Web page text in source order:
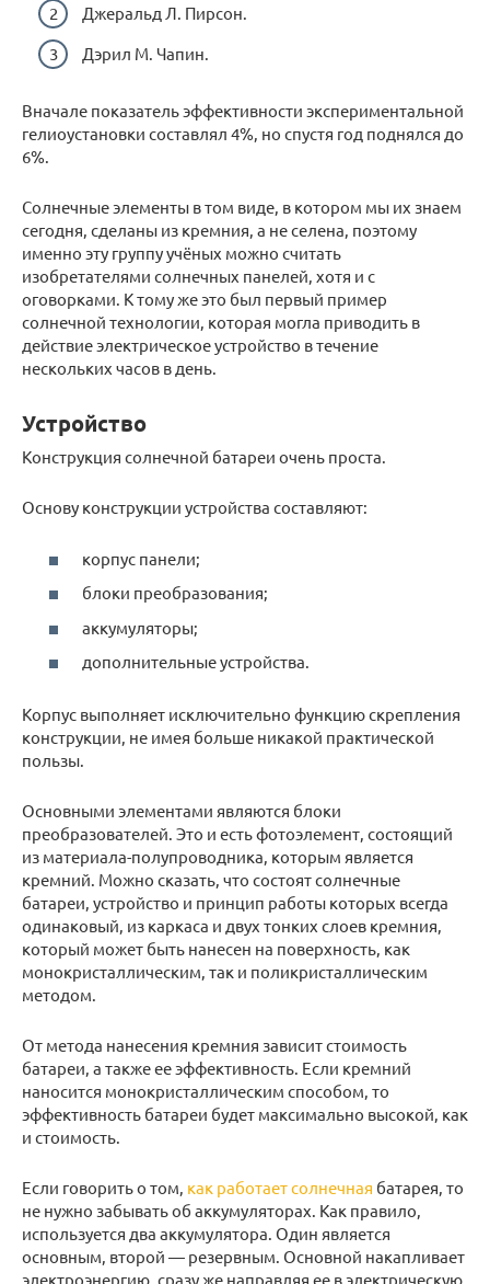
Джеральд Л. Пирсон.
Дэрил М. Чапин.
Вначале показатель эффективности экспериментальной
гелиоустановки составлял 4%, но спустя год поднялся до
6%.
Солнечные элементы в том виде, в котором мы их знаем
сегодня, сделаны из кремния, а не селена, поэтому
именно эту группу учёных можно считать
изобретателями солнечных панелей, хотя и с
оговорками. К тому же это был первый пример
солнечной технологии, которая могла приводить в
действие электрическое устройство в течение
нескольких часов в день.
Устройство
Конструкция солнечной батареи очень проста.
Основу конструкции устройства составляют:
корпус панели;
блоки преобразования;
аккумуляторы;
дополнительные устройства.
Корпус выполняет исключительно функцию скрепления
конструкции, не имея больше никакой практической
пользы.
Основными элементами являются блоки
преобразователей. Это и есть фотоэлемент, состоящий
из материала-полупроводника, которым является
кремний. Можно сказать, что состоят солнечные
батареи, устройство и принцип работы которых всегда
одинаковый, из каркаса и двух тонких слоев кремния,
который может быть нанесен на поверхность, как
монокристаллическим, так и поликристаллическим
методом.
От метода нанесения кремния зависит стоимость
батареи, а также ее эффективность. Если кремний
наносится монокристаллическим способом, то
эффективность батареи будет максимально высокой, как
и стоимость.
Если говорить о том, как работает солнечная батарея, то
не нужно забывать об аккумуляторах. Как правило,
используется два аккумулятора. Один является
основным, второй — резервным. Основной накапливает
электроэнергию, сразу же направляя ее в электрическую